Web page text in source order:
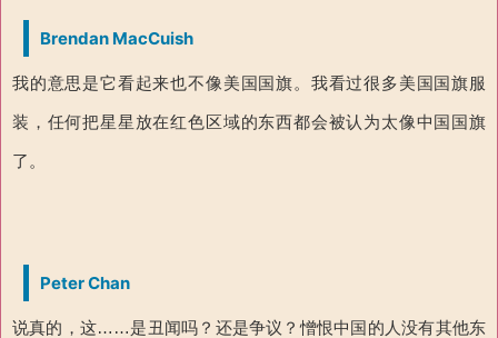
Brendan MacCuish
我的意思是它看起来也不像美国国旗。我看过很多美国国旗服
装，任何把星星放在红色区域的东西都会被认为太像中国国旗
了。
Peter Chan
说真的，这……是丑闻吗？还是争议？憎恨中国的人没有其他东